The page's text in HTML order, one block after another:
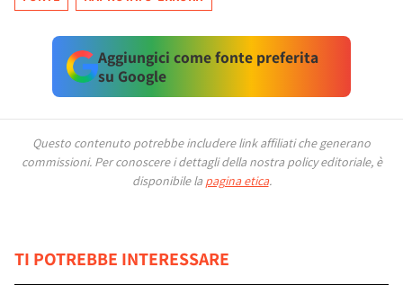
Aggiungici come fonte preferita
su Google
Questo contenuto potrebbe includere link affiliati che generano
commissioni. Per conoscere i dettagli della nostra policy editoriale, è
disponibile la pagina etica.
TI POTREBBE INTERESSARE